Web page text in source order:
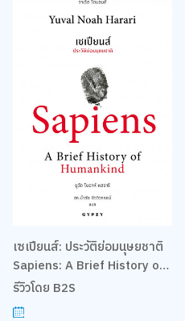
เซเปียนส์: ประวัติย่อมนุษยชาติ
Sapiens: A Brief History of
Humankind
รีวิวโดย B2S